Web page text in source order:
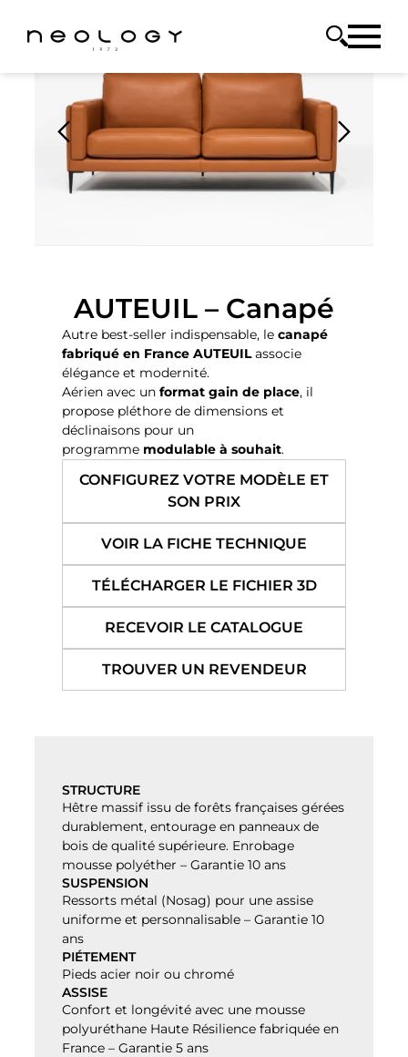
AUTEUIL – Canapé
Autre best-seller indispensable, le canapé
fabriqué en France AUTEUILassocie
élégance et modernité.
Aérien avec un format gain de place, il
propose pléthore de dimensions et
déclinaisons pour un
programme modulable à souhait.
CONFIGUREZ VOTRE MODÈLE ET
SON PRIX
VOIR LA FICHE TECHNIQUE
TÉLÉCHARGER LE FICHIER 3D
RECEVOIR LE CATALOGUE
TROUVER UN REVENDEUR
STRUCTURE
Hêtre massif issu de forêts françaises gérées
durablement, entourage en panneaux de
bois de qualité supérieure. Enrobage
mousse polyéther – Garantie 10 ans
SUSPENSION
Ressorts métal (Nosag) pour une assise
uniforme et personnalisable – Garantie 10
ans
PIÉTEMENT
Pieds acier noir ou chromé
ASSISE
Confort et longévité avec une mousse
polyuréthane Haute Résilience fabriquée en
France – Garantie 5 ans